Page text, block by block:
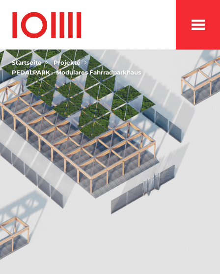
Startseite
Projekte
PEDALPARK – Modulares Fahrradparkhaus